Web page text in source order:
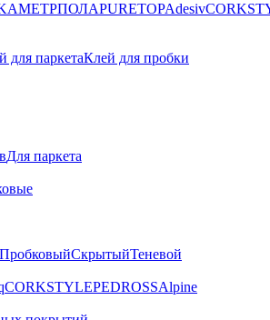
МЕТРПОЛАPURETOPAdesiv
для паркетаКлей для пробки
Для паркета
ПробковыйСкрытыйТеневой
CORKSTYLEPEDROSSAlpine